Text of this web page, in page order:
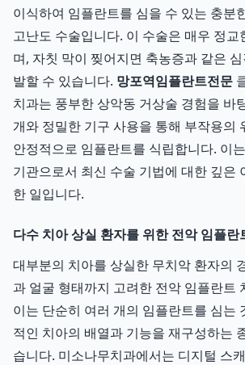
이식하여 임플란트를 심을 수 있는 충분
고난도 수술입니다. 이 수술은 매우 정교
며, 자칫 막이 찢어지면 축농증과 같은
발할 수 있습니다. 망포역임플란트전문
치과는 풍부한 상악동 거상술 경험을 바
개와 정밀한 기구 사용을 통해 부작용의
안정적으로 임플란트를 식립합니다. 이
기관으로서 최신 수술 기법에 대한 깊은
한 일입니다.
다수 치아 상실 환자를 위한 전악 임플란
대부분의 치아를 상실한 무치악 환자의
과 얼굴 형태까지 고려한 전악 임플란트
이는 단순히 여러 개의 임플란트를 심는
적인 치아의 배열과 기능을 재구성하는
습니다. 미소나무치과에서는 디지털 스